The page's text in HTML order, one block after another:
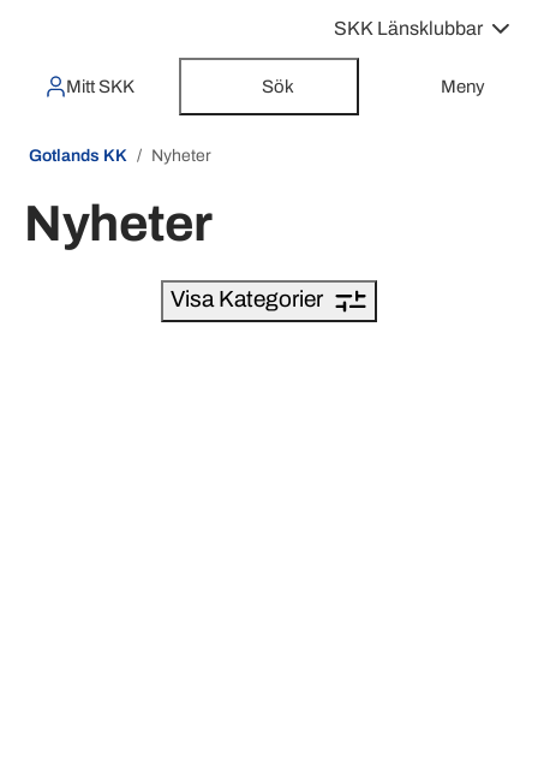
SKK Länsklubbar
Mitt SKK Sök Meny
Gotlands KK Nyheter
Nyheter
Visa Kategorier